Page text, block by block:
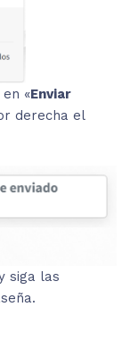
«Enviar
derecha el
siga las